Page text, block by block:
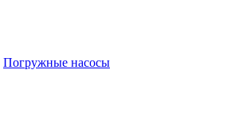
Погружные насосы